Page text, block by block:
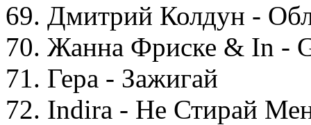
69. Дмитрий Колдун -
70. Жанна Фриске & In -
71. Гера - Зажигай
72. Indira - Не Стирай